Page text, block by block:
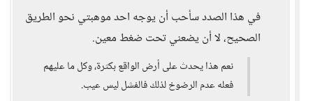
في هذا الصدد سأحب أن يوجه احد موهبتي نحو الطريق
الصحيح، لا أن يضعني تحت ضغط معين.
نعم هذا يحدث على أرض الواقع بكثرة، وكل ما عليهم
فعله عدم الرضوخ لذلك فالفشل ليس عيب.